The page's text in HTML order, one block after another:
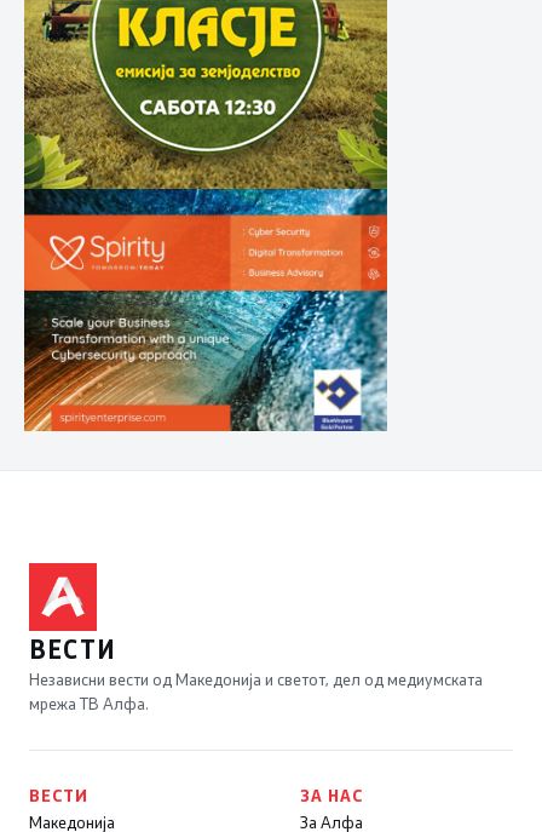
ВЕСТИ
Независни вести од Македонија и светот, дел од медиумската
мрежа ТВ Алфа.
ВЕСТИ
Македонија
ЗА НАС
За Алфа